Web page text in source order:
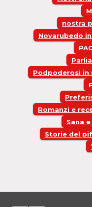
nostra
Novarubedo
Podpoderosi in
Romanzi e
Sana
Storie del